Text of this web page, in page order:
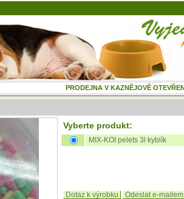
Vyberte produkt:
MIX-KOI pelets 3l kyblík
Dotaz k výrobku Odeslat e-mailem
PRODEJNA V KAZNĚJOVĚ OTEVŘENÁ